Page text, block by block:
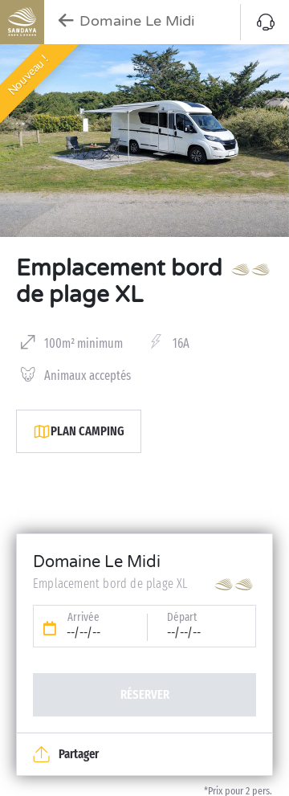
Domaine Le Midi
Nouveau !
Emplacement bord
de plage XL
100m² minimum 16A
Animaux acceptés
PLAN CAMPING
Domaine Le Midi
Emplacement bord de plage XL
Arrivée
--/--/--
Départ
--/--/--
RÉSERVER
*Prix pour 2 pers.
Partager